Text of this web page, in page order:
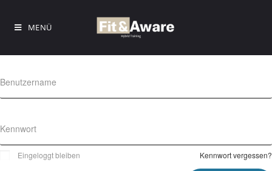
MENÜ
Benutzername
Kennwort
Eingeloggt bleiben Kennwort vergessen?